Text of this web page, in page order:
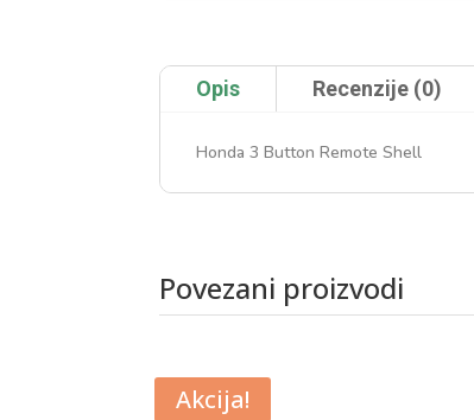
Opis Recenzije (0)
Honda 3 Button Remote Shell
Povezani proizvodi
Akcija!